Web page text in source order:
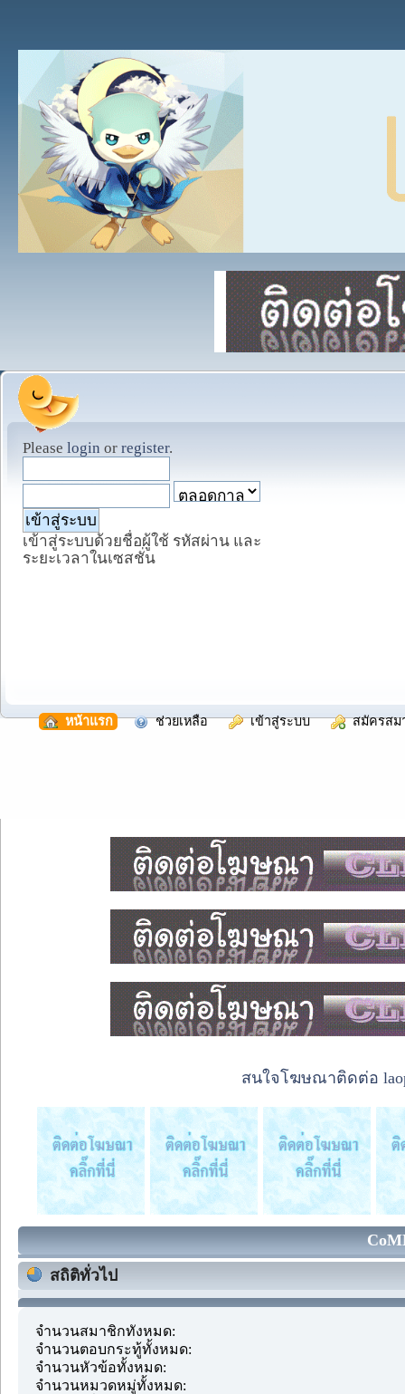
Please login or register.
เข้าสู่ระบบด้วยชื่อผู้ใช้ รหัสผ่าน และ
ระยะเวลาในเซสชั่น
หน้าแรก ช่วยเหลือ เข้าสู่ระบบ สมัครสม
สนใจโฆษณาติดต่อ
สถิติทั่วไป
จำนวนสมาชิกทั้งหมด:
จำนวนตอบกระทู้ทั้งหมด:
จำนวนหัวข้อทั้งหมด:
จำนวนหมวดหมู่ทั้งหมด: